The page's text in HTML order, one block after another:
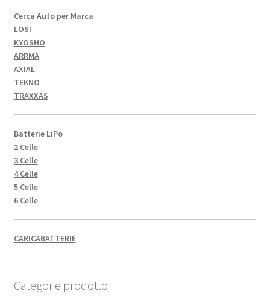
Cerca Auto per Marca
LOSI
KYOSHO
ARRMA
AXIAL
TEKNO
TRAXXAS
Batterie LiPo
2 Celle
3 Celle
4 Celle
5 Celle
6 Celle
CARICABATTERIE
Categorie prodotto